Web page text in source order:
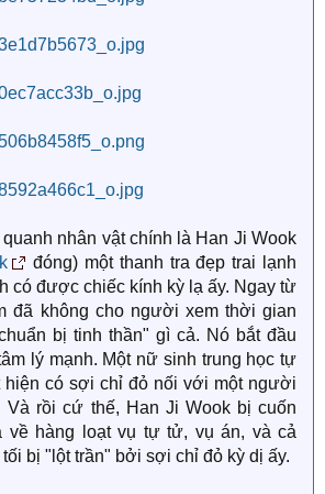
nhân vật chính là Han Ji Wook
đóng) một thanh tra đẹp trai lạnh
có được chiếc kính kỳ lạ ấy. Ngay từ
đã không cho người xem thời gian
bị tinh thần" gì cả. Nó bắt đầu
lý mạnh. Một nữ sinh trung học tự
hiện có sợi chỉ đỏ nối với một người
Và rồi cứ thế, Han Ji Wook bị cuốn
về hàng loạt vụ tự tử, vụ án, và cả
bị "lột trần" bởi sợi chỉ đỏ kỳ dị ấy.